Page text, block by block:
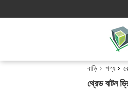
বাড়ি পণ্য
থ্রেড বাটন